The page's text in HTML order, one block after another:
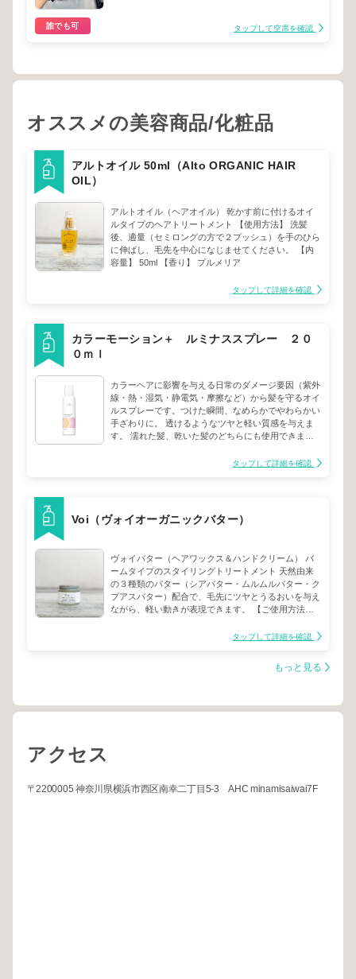
誰でも可 タップして空席を確認
オススメの美容商品/化粧品
アルトオイル 50ml（Alto ORGANIC HAIR
OIL）
アルトオイル（ヘアオイル） 乾かす前に付けるオイ
ルタイプのヘアトリートメント 【使用方法】 洗髪
後、適量（セミロングの方で２プッシュ）を手のひら
に伸ばし、毛先を中心になじませてください。 【内
容量】 50ml 【香り】 プルメリア
タップして詳細を確認
カラーモーション＋ ルミナススプレー ２０
０ｍｌ
カラーヘアに影響を与える日常のダメージ要因（紫外
線・熱・湿気・静電気・摩擦など）から髪を守るオイ
ルスプレーです。つけた瞬間、なめらかでやわらかい
手ざわりに。 透けるようなツヤと軽い質感を与えま
す。 濡れた髪、乾いた髪のどちらにも使用できま
タップして詳細を確認
Voi（ヴォイオーガニックバター）
ヴォイバター（ヘアワックス＆ハンドクリーム） バ
ームタイプのスタイリングトリートメント 天然由来
の３種類のバター（シアバター・ムルムルバター・ク
プアスバター）配合で、毛先にツヤとうるおいを与え
ながら、軽い動きが表現できます。 【ご使用方法】
らスタイリングしてください。手に残ったスタイリン
タップして詳細を確認
もっと見る
アクセス
〒2200005 神奈川県横浜市西区南幸二丁目5-3 AHC minamisaiwai7F